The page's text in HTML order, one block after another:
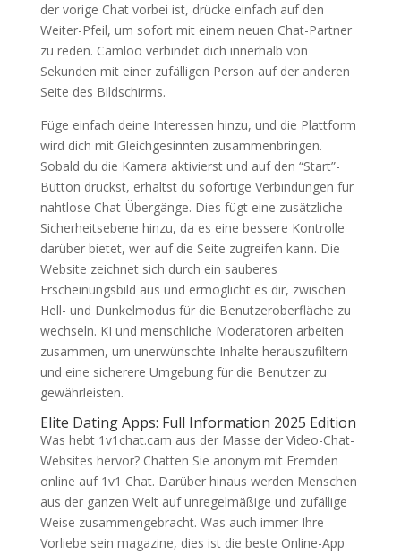
der vorige Chat vorbei ist, drücke einfach auf den
Weiter-Pfeil, um sofort mit einem neuen Chat-Partner
zu reden. Camloo verbindet dich innerhalb von
Sekunden mit einer zufälligen Person auf der anderen
Seite des Bildschirms.
Füge einfach deine Interessen hinzu, und die Plattform
wird dich mit Gleichgesinnten zusammenbringen.
Sobald du die Kamera aktivierst und auf den “Start”-
Button drückst, erhältst du sofortige Verbindungen für
nahtlose Chat-Übergänge. Dies fügt eine zusätzliche
Sicherheitsebene hinzu, da es eine bessere Kontrolle
darüber bietet, wer auf die Seite zugreifen kann. Die
Website zeichnet sich durch ein sauberes
Erscheinungsbild aus und ermöglicht es dir, zwischen
Hell- und Dunkelmodus für die Benutzeroberfläche zu
wechseln. KI und menschliche Moderatoren arbeiten
zusammen, um unerwünschte Inhalte herauszufiltern
und eine sicherere Umgebung für die Benutzer zu
gewährleisten.
Elite Dating Apps: Full Information 2025 Edition
Was hebt 1v1chat.cam aus der Masse der Video-Chat-
Websites hervor? Chatten Sie anonym mit Fremden
online auf 1v1 Chat. Darüber hinaus werden Menschen
aus der ganzen Welt auf unregelmäßige und zufällige
Weise zusammengebracht. Was auch immer Ihre
Vorliebe sein magazine, dies ist die beste Online-App